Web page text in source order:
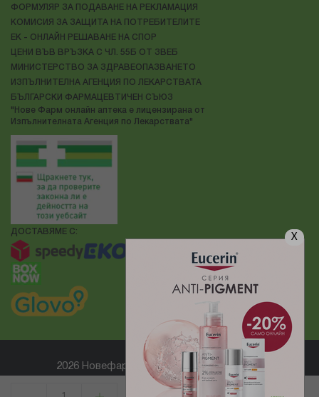
X
ФОРМУЛЯР ЗА ПОДАВАНЕ НА РЕКЛАМАЦИЯ
КОМИСИЯ ЗА ЗАЩИТА НА ПОТРЕБИТЕЛИТЕ
ЕК - ОНЛАЙН РЕШАВАНЕ НА СПОР
ЦЕНИ ВЪВ ВРЪЗКА С ЧЛ. 55Б ОТ ЗВЕБ
МИНИСТЕРСТВО ЗА ЗДРАВЕОПАЗВАНЕТО
ИЗПЪЛНИТЕЛНА АГЕНЦИЯ ПО ЛЕКАРСТВАТА
БЪЛГАРСКИ ФАРМАЦЕВТИЧЕН СЪЮЗ
"Нове Фарм онлайн аптека е лицензирана от
Изпълнителната Агенция по Лекарствата"
ДОСТАВЯМЕ С:
2026 Новефарм ® Всички права запазени
Електронен магазин